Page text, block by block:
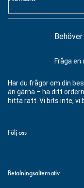
Fråga en
Har du frågor om din
än gärna – ha ditt
hitta rätt. Vi bits inte, vi
Följ oss
Betalningsalternativ